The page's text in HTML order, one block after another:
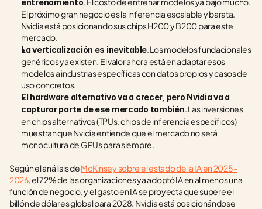
entrenamiento
El próximo gran negocio es la inferencia escalable y barata.
Nvidia está posicionando sus chips H200 y B200 para este
mercado.
La verticalización es inevitable. Los modelos fundacionales
genéricos ya existen. El valor ahora está en adaptar esos
modelos a industrias específicas con datos propios y casos de
uso concretos.
El hardware alternativo va a crecer, pero Nvidia va a
capturar parte de ese mercado también. Las inversiones
en chips alternativos (TPUs, chips de inferencia específicos)
muestran que Nvidia entiende que el mercado no será
monocultura de GPUs para siempre.
Según el análisis de McKinsey sobre el estado de la IA en 2025-
2026, el 72% de las organizaciones ya adoptó IA en al menos una
función de negocio, y el gasto en IA se proyecta que supere el
billón de dólares global para 2028. Nvidia está posicionándose